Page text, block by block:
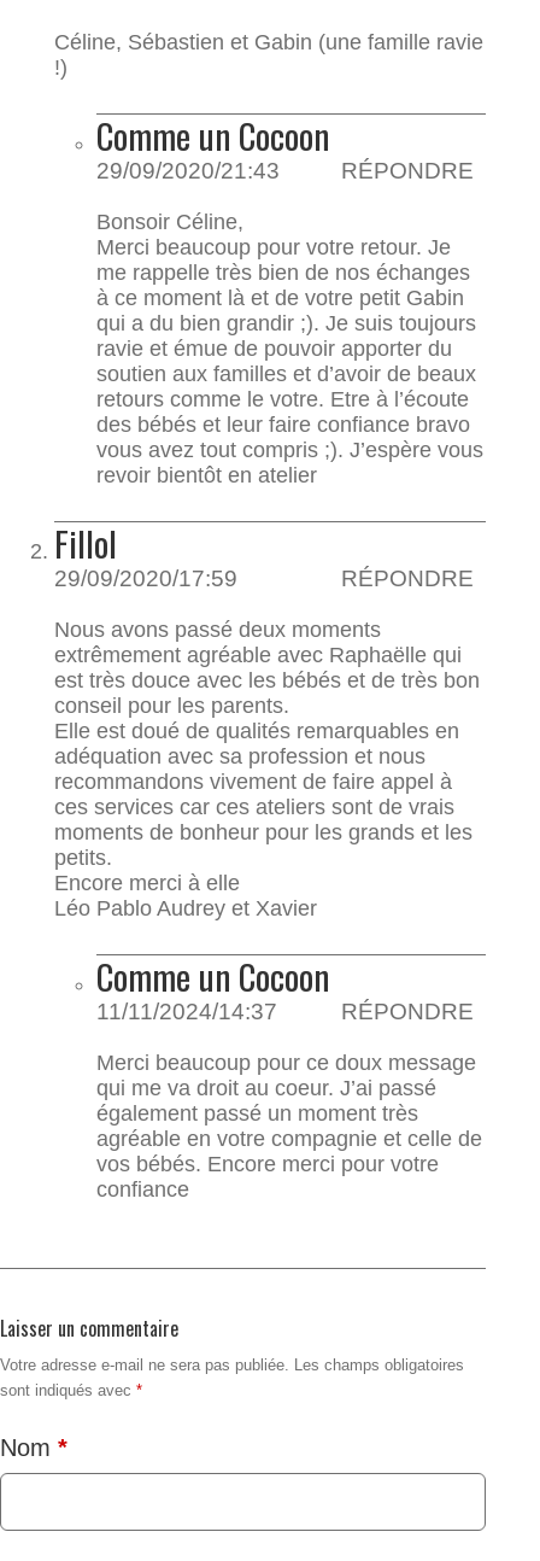
Céline, Sébastien et Gabin (une famille ravie
!)
Comme un Cocoon
29/09/2020/21:43 RÉPONDRE
Bonsoir Céline,
Merci beaucoup pour votre retour. Je
me rappelle très bien de nos échanges
à ce moment là et de votre petit Gabin
qui a du bien grandir ;). Je suis toujours
ravie et émue de pouvoir apporter du
soutien aux familles et d’avoir de beaux
retours comme le votre. Etre à l’écoute
des bébés et leur faire confiance bravo
vous avez tout compris ;). J’espère vous
revoir bientôt en atelier
Fillol
29/09/2020/17:59 RÉPONDRE
Nous avons passé deux moments
extrêmement agréable avec Raphaëlle qui
est très douce avec les bébés et de très bon
conseil pour les parents.
Elle est doué de qualités remarquables en
adéquation avec sa profession et nous
recommandons vivement de faire appel à
ces services car ces ateliers sont de vrais
moments de bonheur pour les grands et les
petits.
Encore merci à elle
Léo Pablo Audrey et Xavier
Comme un Cocoon
11/11/2024/14:37 RÉPONDRE
Merci beaucoup pour ce doux message
qui me va droit au coeur. J’ai passé
également passé un moment très
agréable en votre compagnie et celle de
vos bébés. Encore merci pour votre
confiance
Laisser un commentaire
Votre adresse e-mail ne sera pas publiée. Les champs obligatoires
sont indiqués avec *
Nom *